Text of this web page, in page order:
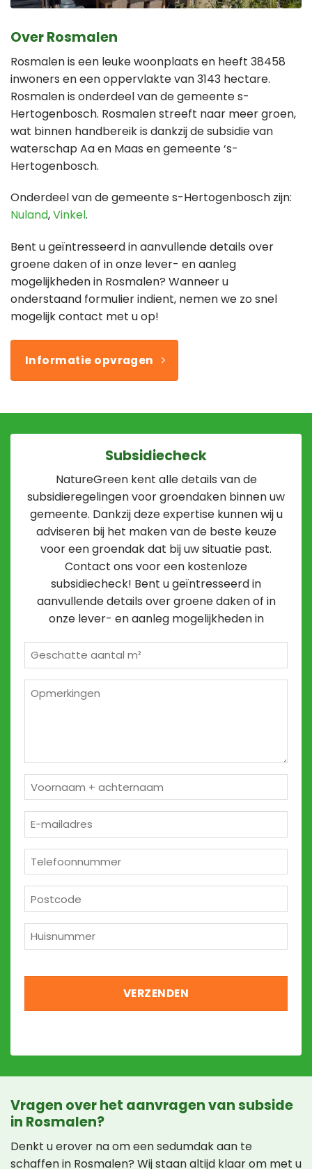
Over Rosmalen
Rosmalen is een leuke woonplaats en heeft 38458
inwoners en een oppervlakte van 3143 hectare.
Rosmalen is onderdeel van de gemeente s-
Hertogenbosch. Rosmalen streeft naar meer groen,
wat binnen handbereik is dankzij de subsidie van
waterschap Aa en Maas en gemeente ‘s-
Hertogenbosch.
Onderdeel van de gemeente s-Hertogenbosch zijn:
Nuland,Vinkel.
Bent u geïntresseerd in aanvullende details over
groene daken of in onze lever- en aanleg
mogelijkheden in Rosmalen? Wanneer u
onderstaand formulier indient, nemen we zo snel
mogelijk contact met u op!
Informatie opvragen
Subsidiecheck
NatureGreen kent alle details van de
subsidieregelingen voor groendaken binnen uw
gemeente. Dankzij deze expertise kunnen wij u
adviseren bij het maken van de beste keuze
voor een groendak dat bij uw situatie past.
Contact ons voor een kostenloze
subsidiecheck! Bent u geïntresseerd in
aanvullende details over groene daken of in
onze lever- en aanleg mogelijkheden in
m²
Naam
*
mailadres
*
*
*
Vragen over het aanvragen van subside
in Rosmalen?
Denkt u erover na om een sedumdak aan te
schaffen in Rosmalen? Wij staan altijd klaar om met u